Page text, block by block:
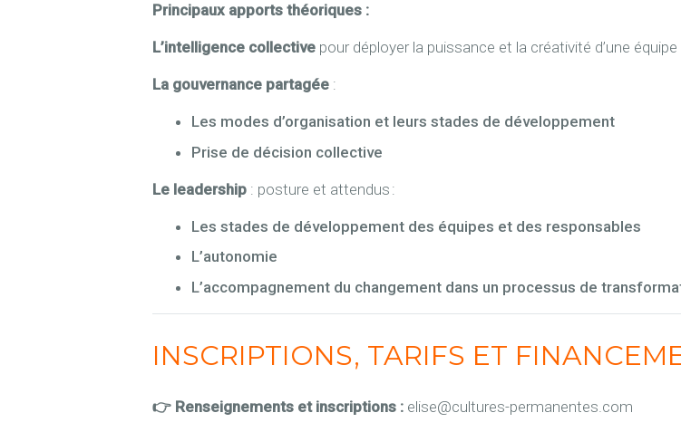
Principaux apports théoriques :
L’intelligence collective pour déployer la puissance et la créativité d’une
La gouvernance partagée :
Les modes d’organisation et leurs stades de développement
Prise de décision collective
Le leadership : posture et attendus :
Les stades de développement des équipes et des responsables
L’autonomie
L’accompagnement du changement dans un processus de
INSCRIPTIONS, TARIFS ET
👉 Renseignements et inscriptions : elise@cultures-permanentes.com